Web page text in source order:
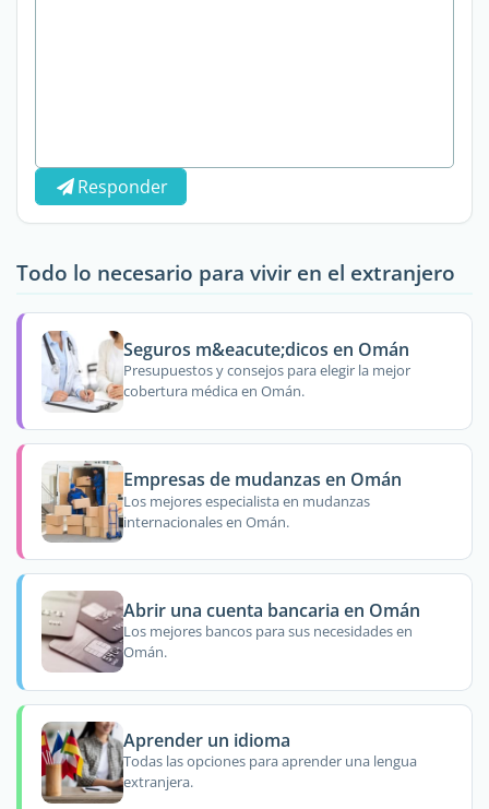
Responder
Todo lo necesario para vivir en el extranjero
Seguros m&eacute;dicos en Omán
Presupuestos y consejos para elegir la mejor
cobertura médica en Omán.
Empresas de mudanzas en Omán
Los mejores especialista en mudanzas
internacionales en Omán.
Abrir una cuenta bancaria en Omán
Los mejores bancos para sus necesidades en
Omán.
Aprender un idioma
Todas las opciones para aprender una lengua
extranjera.